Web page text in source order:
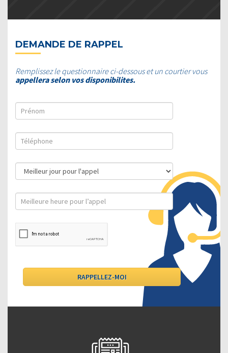
DEMANDE DE RAPPEL
Remplissez le questionnaire ci-dessous et un courtier vous
appellera selon vos disponibilites.